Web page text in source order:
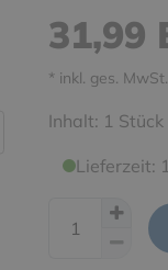
31,99
* inkl. ges.
Inhalt: 1 Stück
Lieferzeit: